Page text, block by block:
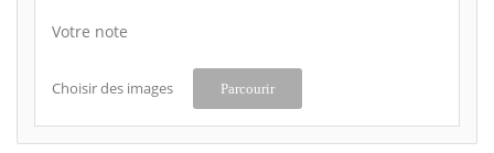
Votre note
Choisir des images Parcourir